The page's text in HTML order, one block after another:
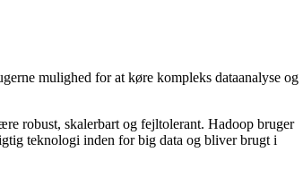
mulighed for at køre kompleks dataanalyse og
robust, skalerbart og fejltolerant. Hadoop bruger
teknologi inden for big data og bliver brugt i